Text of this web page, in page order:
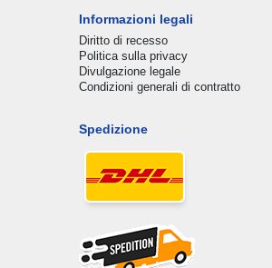
Informazioni legali
Diritto di recesso
Politica sulla privacy
Divulgazione legale
Condizioni generali di contratto
Spedizione